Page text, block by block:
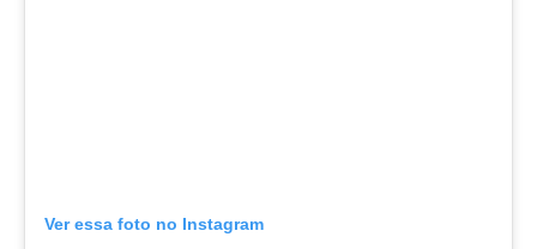
Ver essa foto no Instagram